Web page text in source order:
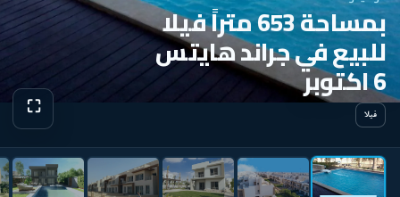
بمساحة 653 متراً فيلا
للبيع في جراند هايتس
6 اكتوبر
فيلا ⛶عرض